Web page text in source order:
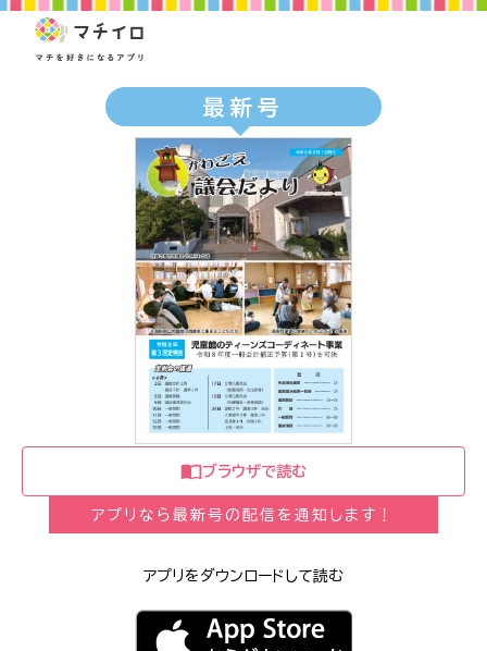
最新号
ブラウザで読む
アプリなら最新号の配信を通知します！
アプリをダウンロードして読む